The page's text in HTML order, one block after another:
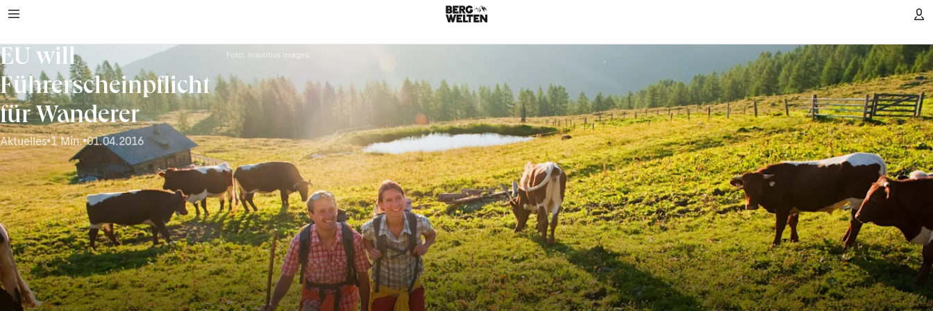
EU will
Führerscheinpflicht
für Wanderer
Aktuelles•1 Min.•01.04.2016
Foto: mauritius images